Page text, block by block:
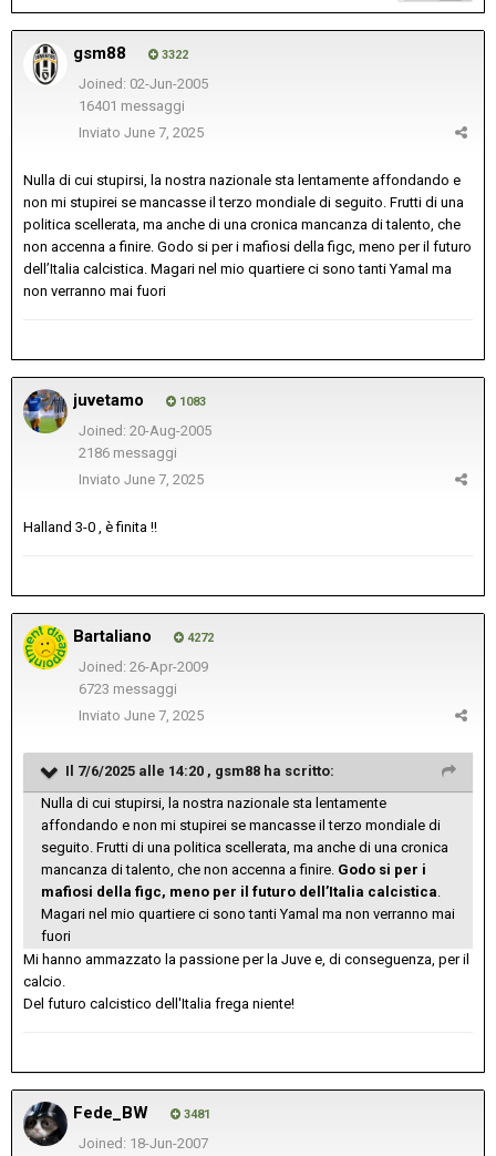
gsm88 3322
Joined: 02-Jun-2005
16401 messaggi
Inviato June 7, 2025
Nulla di cui stupirsi, la nostra nazionale sta lentamente affondando e
non mi stupirei se mancasse il terzo mondiale di seguito. Frutti di una
politica scellerata, ma anche di una cronica mancanza di talento, che
non accenna a finire. Godo si per i mafiosi della figc, meno per il futuro
dell’Italia calcistica. Magari nel mio quartiere ci sono tanti Yamal ma
non verranno mai fuori
juvetamo 1083
Joined: 20-Aug-2005
2186 messaggi
Inviato June 7, 2025
Halland 3-0 , è finita !!
Bartaliano 4272
Joined: 26-Apr-2009
6723 messaggi
Inviato June 7, 2025
Il 7/6/2025 alle 14:20 , gsm88 ha scritto:
Nulla di cui stupirsi, la nostra nazionale sta lentamente
affondando e non mi stupirei se mancasse il terzo mondiale di
seguito. Frutti di una politica scellerata, ma anche di una cronica
mancanza di talento, che non accenna a finire. Godo si per i
mafiosi della figc, meno per il futuro dell’Italia calcistica
Magari nel mio quartiere ci sono tanti Yamal ma non verranno mai
fuori
Mi hanno ammazzato la passione per la Juve e, di conseguenza, per il
calcio.
Del futuro calcistico dell'Italia frega niente!
Fede_BW 3481
Joined: 18-Jun-2007